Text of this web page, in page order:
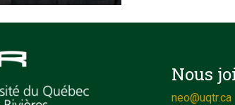
Nous
neo@uqtr.ca